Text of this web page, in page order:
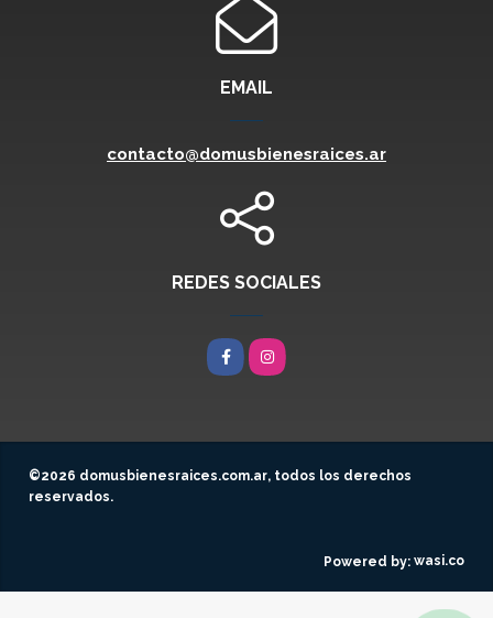
EMAIL
contacto@domusbienesraices.ar
REDES SOCIALES
FacebookInstagram
©2026 domusbienesraices.com.ar, todos los derechos
reservados.
Powered by: wasi.co